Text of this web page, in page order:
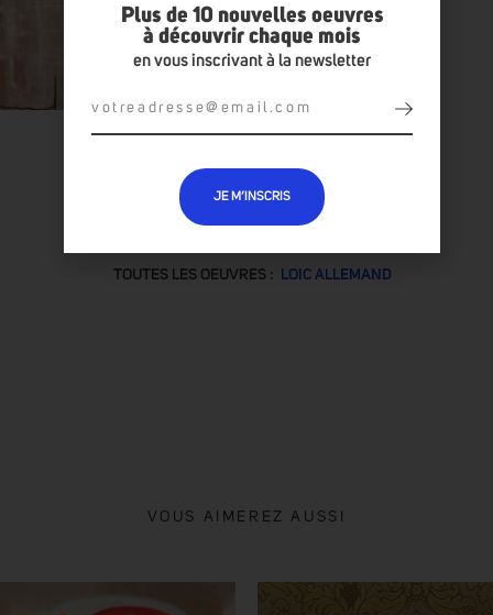
TOUTES LES OEUVRES : LOIC ALLEMAND
VOUS AIMEREZ AUSSI
Plus de 10 nouvelles oeuvres
à découvrir chaque mois
en vous inscrivant à la newsletter
JE M’INSCRIS